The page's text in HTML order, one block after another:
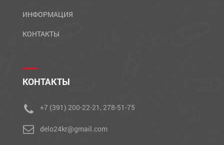
ИНФОРМАЦИЯ
КОНТАКТЫ
КОНТАКТЫ
+7 (391) 200-22-21, 278-51-75
delo24kr@gmail.com